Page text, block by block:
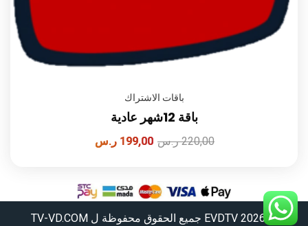
باقات الاشتراك
باقة 12شهر عادية
220,00 ر.س 199,00 ر.س
© 2026 EVDTV جميع الحقوق محفوظة ل TV-VD.COM